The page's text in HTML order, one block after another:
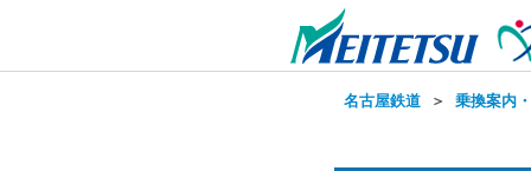
名古屋鉄道 ＞ 乗換案内